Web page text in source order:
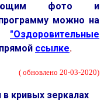
фото и
можно на
"Оздоровительные
ссылке.
( обновлено 20-03-2020)
в кривых зеркалах